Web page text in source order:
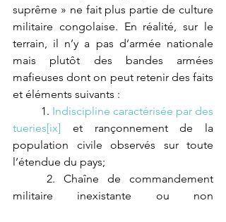
suprême » ne fait plus partie de culture
militaire congolaise. En réalité, sur le
terrain, il n’y a pas d’armée nationale
mais plutôt des bandes armées
mafieuses dont on peut retenir des faits
et éléments suivants :
	1.
Indiscipline caractérisée par des
tueries[ix] et rançonnement de la
population civile observés sur toute
l’étendue du pays;
militaire inexistante ou non